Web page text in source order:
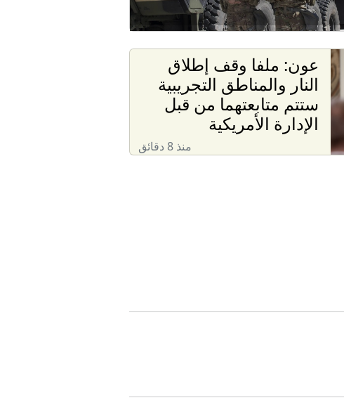
عون: ملفا وقف إطلاق
النار والمناطق التجريبية
ستتم متابعتهما من قبل
الإدارة الأمريكية
منذ 8 دقائق